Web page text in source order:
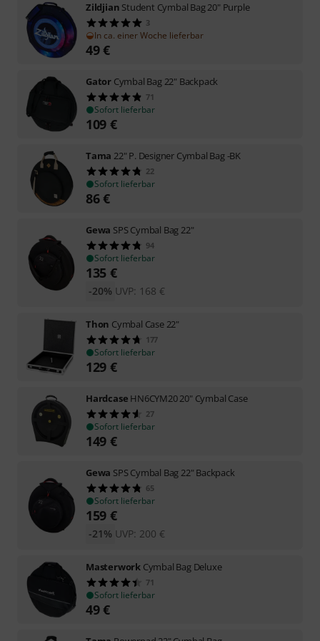
Zildjian Student Cymbal Bag 20" Purple
3
In ca. einer Woche lieferbar
49€
Gator Cymbal Bag 22" Backpack
71
Sofort lieferbar
109 €
Tama 22" P. Designer Cymbal Bag -BK
22
Sofort lieferbar
86€
Gewa SPS Cymbal Bag 22"
94
Sofort lieferbar
135 €
UVP: 168 €
-20%
Thon Cymbal Case 22"
177
Sofort lieferbar
129 €
Hardcase HN6CYM20 20" Cymbal Case
27
Sofort lieferbar
149 €
Gewa SPS Cymbal Bag 22" Backpack
65
Sofort lieferbar
159 €
UVP: 200 €
-21%
Masterwork Cymbal Bag Deluxe
71
Sofort lieferbar
49€